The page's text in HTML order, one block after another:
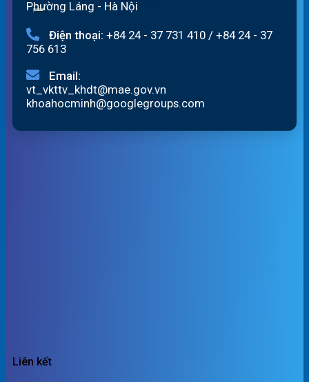
Phường Láng - Hà Nội
Điện thoại: +84 24 - 37 731 410 / +84 24 - 37
756 613
Email:
vt_vkttv_khdt@mae.gov.vn
khoahocminh@googlegroups.com
Liên kết